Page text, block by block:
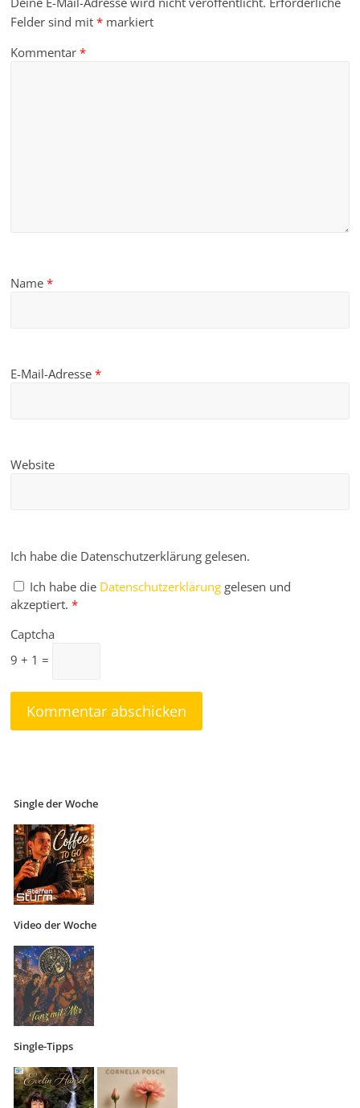
Felder sind mit* markiert
Kommentar*
Name*
E-Mail-Adresse*
Website
Ich habe die Datenschutzerklärung gelesen.
Ich habe die Datenschutzerklärung gelesen und
akzeptiert. *
Captcha
9 + 1 =
Single der Woche
Video der Woche
Single-Tipps